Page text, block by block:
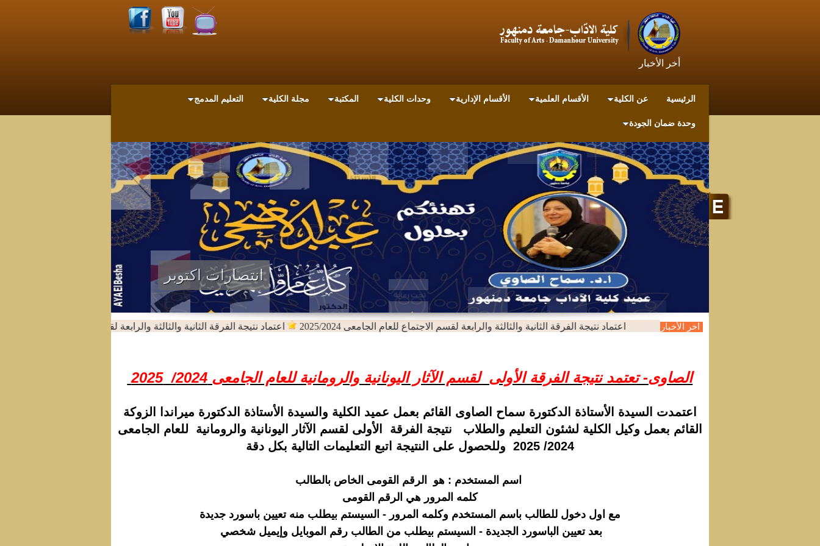
أخر الأخبار
الرئيسية عن الكلية الأقسام العلمية الأقسام الإدارية وحدات الكلية المكتبة مجلة الكلية التعليم المدمج
وحدة ضمان الجودة
انتصارات اكتوبر
اخر الأخبار اعتماد نتيجة الفرقة الثانية والثالثة والرابعة لقسم الاجتماع للعام الجامعى 2025/2024 اعتماد نتيجة الفرقة الثانية والثالثة والرابعة لقسم اللغة الانجليزية للعام الجامعى
الصاوى- تعتمد نتيجة الفرقة الأولى لقسم الآثار اليونانية والرومانية للعام الجامعى 2024/ 2025
اعتمدت السيدة الأستاذة الدكتورة سماح الصاوى القائم بعمل عميد الكلية والسيدة الأستاذة الدكتورة ميراندا الزوكة
القائم بعمل وكيل الكلية لشئون التعليم والطلاب نتيجة الفرقة الأولى لقسم الآثار اليونانية والرومانية للعام الجامعى
2024/ 2025
وللحصول على النتيجة اتبع التعليمات التالية بكل دقة
كلمه المرور هي الرقم القومى
مع اول دخول للطالب باسم المستخدم وكلمه المرور - السيستم بيطلب منه تعيين باسورد جديدة